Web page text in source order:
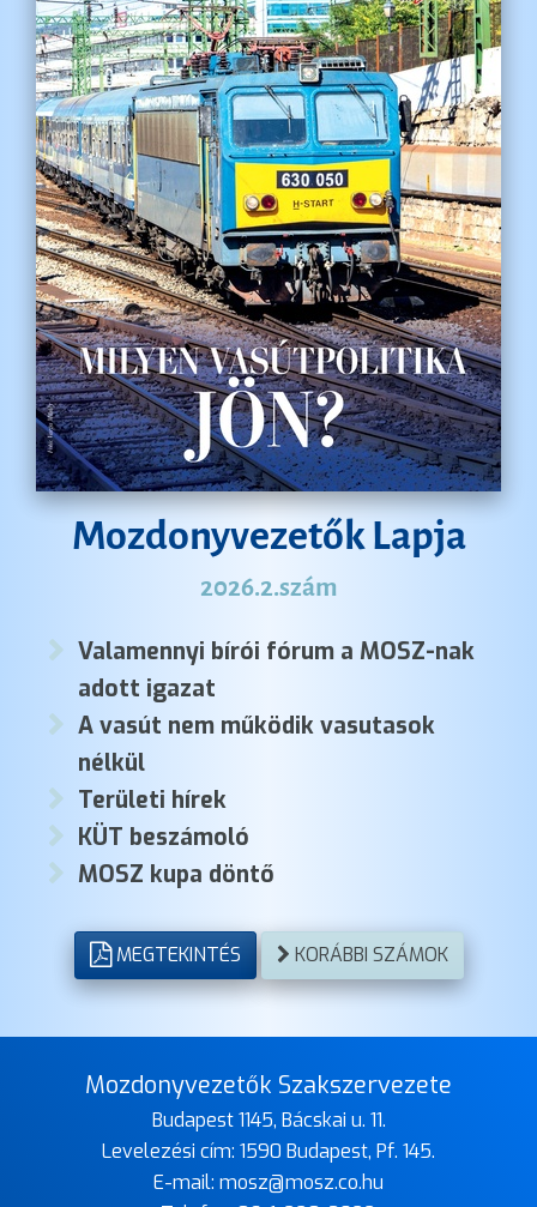
Mozdonyvezetők Lapja
2026.2.szám
Valamennyi bírói fórum a MOSZ-nak
adott igazat
A vasút nem működik vasutasok
nélkül
Területi hírek
KÜT beszámoló
MOSZ kupa döntő
MEGTEKINTÉS KORÁBBI SZÁMOK
Mozdonyvezetők Szakszervezete
Budapest 1145, Bácskai u. 11.
Levelezési cím: 1590 Budapest, Pf. 145.
E-mail: mosz@mosz.co.hu